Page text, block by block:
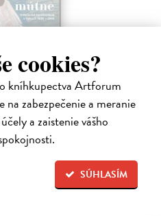
cookies?
kníhkupectva Artforum
na zabezpečenie a meranie
a zaistenie vášho
SÚHLASÍM
Postavili im sochy a
nespochybniteľné miesto v